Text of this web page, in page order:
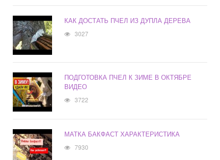
КАК ДОСТАТЬ ПЧЕЛ ИЗ ДУПЛА ДЕРЕВА
3027
ПОДГОТОВКА ПЧЕЛ К ЗИМЕ В ОКТЯБРЕ
ВИДЕО
3722
МАТКА БАКФАСТ ХАРАКТЕРИСТИКА
7930